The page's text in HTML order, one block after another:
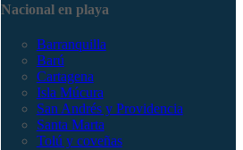
Nacional en playa
Barranquilla
Barú
Cartagena
Isla Múcura
San Andrés y Providencia
Santa Marta
Tolú y coveñas